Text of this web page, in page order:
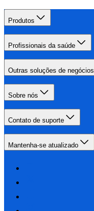
Produtos
Profissionais da saúde
Outras soluções de negócios
Sobre nós
Contato de suporte
Mantenha-se atualizado